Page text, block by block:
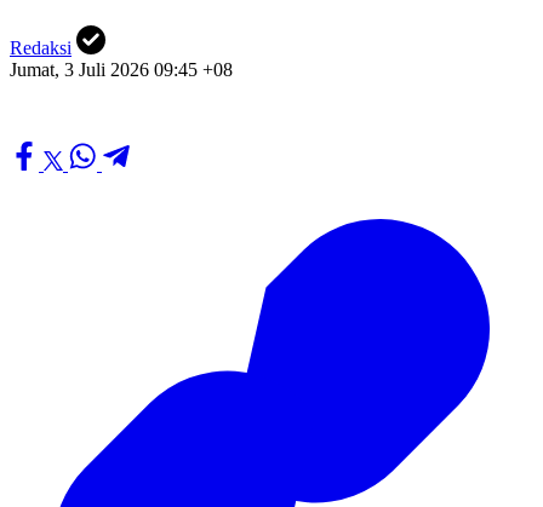
Redaksi
Jumat, 3 Juli 2026 09:45 +08